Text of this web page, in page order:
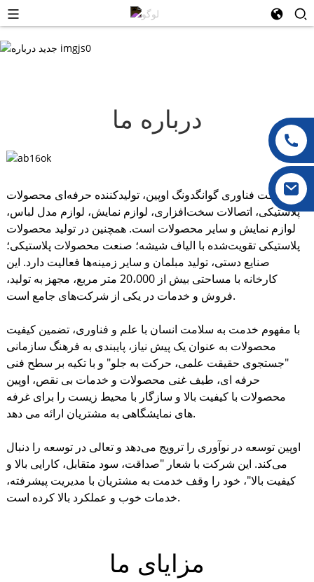
درباره ما
شرکت فناوری گوانگدونگ اوپین، تولیدکننده حرفه‌ای محصولات
پلاستیکی، اتصالات سخت‌افزاری، لوازم نمایش، لوازم مدل لباس،
لوازم نمایش و سایر محصولات است. همچنین در تولید محصولات
پلاستیکی تقویت‌شده با الیاف شیشه؛ صنعت محصولات پلاستیکی؛
صنایع دستی، تولید مبلمان و سایر زمینه‌ها فعالیت دارد. این
کارخانه با مساحتی بیش از 20،000 متر مربع، مجهز به تولید،
فروش و خدمات در یکی از شرکت‌های جامع است.
با مفهوم خدمت به سلامت انسان با علم و فناوری، تضمین کیفیت
محصولات به عنوان یک پیش نیاز، پایبندی به فرهنگ سازمانی
"جستجوی حقیقت علمی، حرکت به جلو" و با تکیه بر سطح فنی
حرفه ای، طیف غنی محصولات و خدمات بی نقص، اوپین
محصولات با کیفیت بالا و سازگار با محیط زیست را برای غرفه
های نمایشگاهی به مشتریان ارائه می دهد.
اوپین توسعه در نوآوری را ترویج می‌دهد و تعالی در توسعه را دنبال
می‌کند. این شرکت با شعار "صداقت، سود متقابل، کارایی بالا و
کیفیت بالا"، خود را وقف خدمت به مشتریان با مدیریت پیشرفته،
خدمات خوب و عملکرد بالا کرده است.
مزایای ما